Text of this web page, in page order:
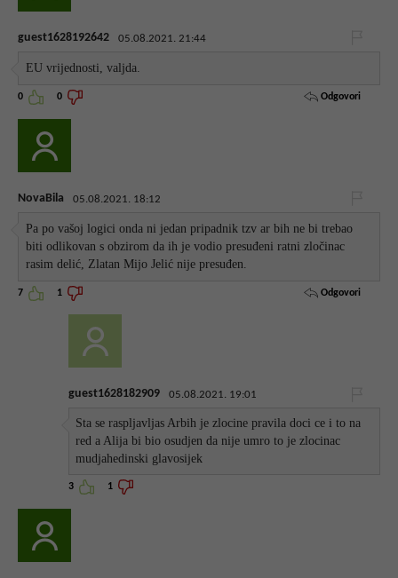
guest1628192642 05.08.2021. 21:44
EU vrijednosti, valjda.
0 0 Odgovori
NovaBila 05.08.2021. 18:12
Pa po vašoj logici onda ni jedan pripadnik tzv ar bih ne bi trebao
biti odlikovan s obzirom da ih je vodio presuđeni ratni zločinac
rasim delić, Zlatan Mijo Jelić nije presuđen.
7 1 Odgovori
guest1628182909 05.08.2021. 19:01
Sta se raspljavljas Arbih je zlocine pravila doci ce i to na
red a Alija bi bio osudjen da nije umro to je zlocinac
mudjahedinski glavosijek
3 1